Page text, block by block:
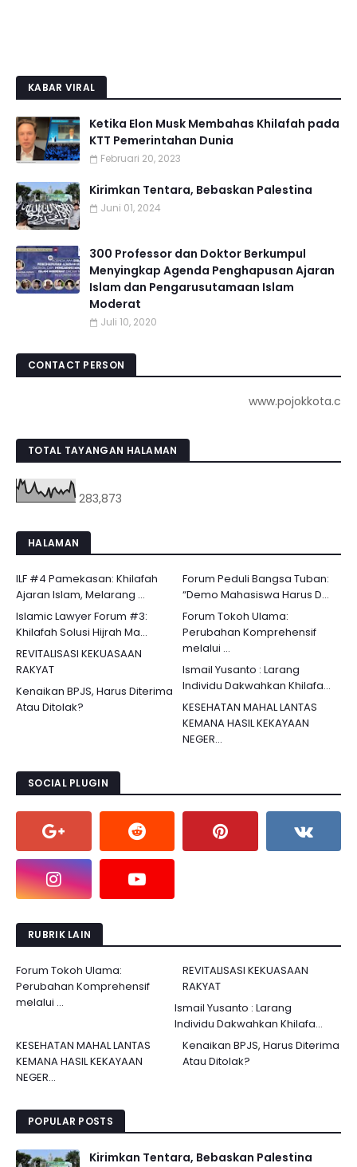
KABAR VIRAL
Ketika Elon Musk Membahas Khilafah pada
KTT Pemerintahan Dunia
Februari 20, 2023
Kirimkan Tentara, Bebaskan Palestina
Juni 01, 2024
300 Professor dan Doktor Berkumpul
Menyingkap Agenda Penghapusan Ajaran
Islam dan Pengarusutamaan Islam
Moderat
Juli 10, 2020
CONTACT PERSON
www.pojokkota.com :
TOTAL TAYANGAN HALAMAN
283,873
HALAMAN
ILF #4 Pamekasan: Khilafah
Ajaran Islam, Melarang ...
Forum Peduli Bangsa Tuban:
“Demo Mahasiswa Harus D...
Islamic Lawyer Forum #3:
Khilafah Solusi Hijrah Ma...
Forum Tokoh Ulama:
Perubahan Komprehensif
melalui ...
REVITALISASI KEKUASAAN
RAKYAT
Ismail Yusanto : Larang
Individu Dakwahkan Khilafa...
Kenaikan BPJS, Harus Diterima
Atau Ditolak?
KESEHATAN MAHAL LANTAS
KEMANA HASIL KEKAYAAN
NEGER...
SOCIAL PLUGIN
RUBRIK LAIN
Forum Tokoh Ulama:
Perubahan Komprehensif
melalui ...
REVITALISASI KEKUASAAN
RAKYAT
Ismail Yusanto : Larang
Individu Dakwahkan Khilafa...
Kenaikan BPJS, Harus Diterima
Atau Ditolak?
KESEHATAN MAHAL LANTAS
KEMANA HASIL KEKAYAAN
NEGER...
POPULAR POSTS
Kirimkan Tentara, Bebaskan Palestina